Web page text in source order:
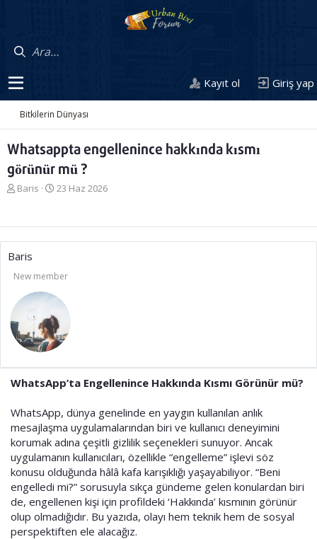
Kayıt ol Giriş yap
Bitkilerin Dünyası
Whatsappta engellenince hakkında kısmı
görünür mü ?
K
u
y
b
a
l
t
a
Baris
B
l
a
ı
a
r
i
i
23 Haz 2026
Baris
New member
WhatsApp’ta Engellenince Hakkında Kısmı Görünür mü?
WhatsApp, dünya genelinde en yaygın kullanılan anlık
mesajlaşma uygulamalarından biri ve kullanıcı deneyimini
korumak adına çeşitli gizlilik seçenekleri sunuyor. Ancak
uygulamanın kullanıcıları, özellikle “engelleme” işlevi söz
konusu olduğunda hâlâ kafa karışıklığı yaşayabiliyor. “Beni
engelledi mi?” sorusuyla sıkça gündeme gelen konulardan biri
de, engellenen kişi için profildeki ‘Hakkında’ kısmının görünür
olup olmadığıdır. Bu yazıda, olayı hem teknik hem de sosyal
perspektiften ele alacağız.